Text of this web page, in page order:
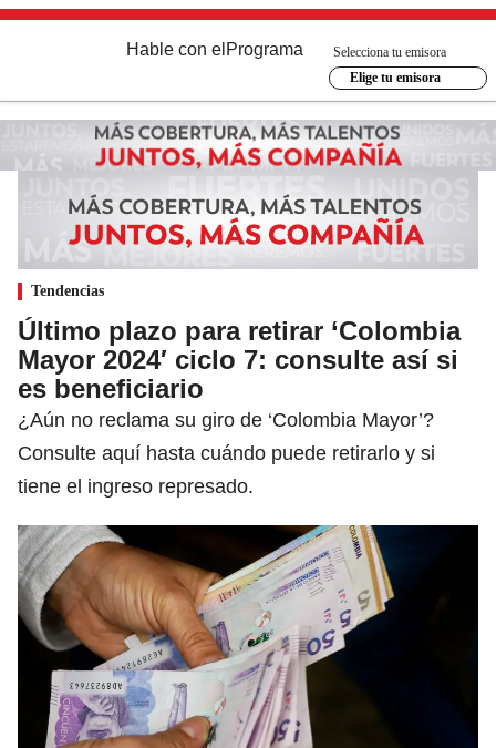
Hable con el Programa
Selecciona tu emisora
Elige tu emisora
Tendencias
Último plazo para retirar ‘Colombia
Mayor 2024′ ciclo 7: consulte así si
es beneficiario
¿Aún no reclama su giro de ‘Colombia Mayor’?
Consulte aquí hasta cuándo puede retirarlo y si
tiene el ingreso represado.